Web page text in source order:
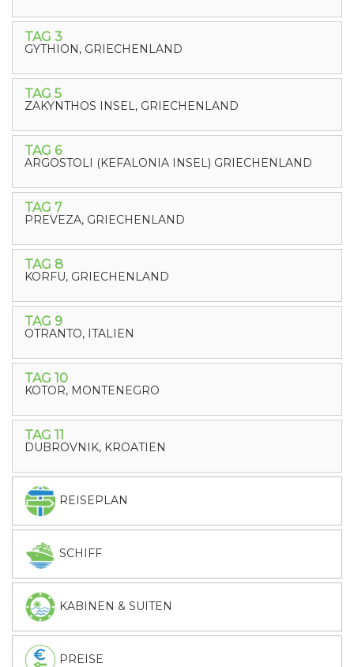
TAG 3
GYTHION, GRIECHENLAND
TAG 5
ZAKYNTHOS INSEL, GRIECHENLAND
TAG 6
ARGOSTOLI (KEFALONIA INSEL) GRIECHENLAND
TAG 7
PREVEZA, GRIECHENLAND
TAG 8
KORFU, GRIECHENLAND
TAG 9
OTRANTO, ITALIEN
TAG 10
KOTOR, MONTENEGRO
TAG 11
DUBROVNIK, KROATIEN
REISEPLAN
SCHIFF
KABINEN & SUITEN
PREISE